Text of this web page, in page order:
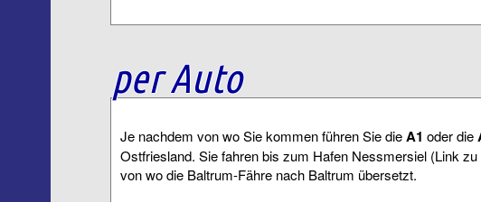
per Auto
Je nachdem von wo Sie kommen führen Sie dieA1 oder die
Ostfriesland. Sie fahren bis zum Hafen Nessmersiel (Link zu
von wo die Baltrum-Fähre nach Baltrum übersetzt.